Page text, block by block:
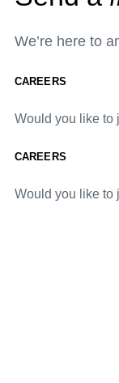
We’re here to
CAREERS
Would you like to
CAREERS
Would you like to